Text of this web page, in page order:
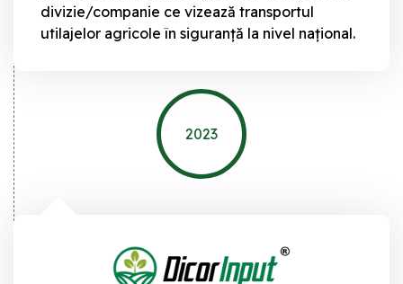
divizie/companie ce vizează transportul
utilajelor agricole în siguranță la nivel național.
2023